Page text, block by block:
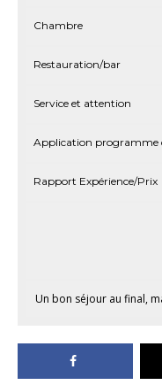
Chambre
Restauration/bar
Service et attention
Application programme
Rapport Expérience/Prix
Un bon séjour au final,